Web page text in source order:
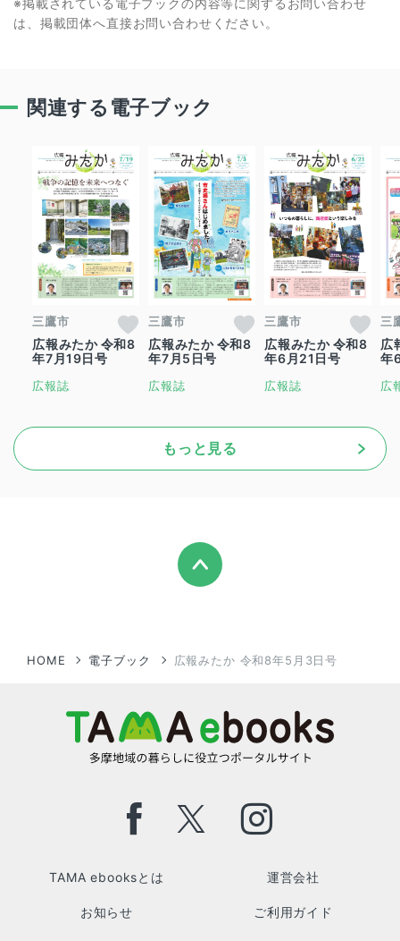
は、掲載団体へ直接お問い合わせください。
関連する電子ブック
三鷹市
広報みたか 令和8
年7月19日号
広報誌
三鷹市
広報みたか 令和8
年7月5日号
広報誌
三鷹市
広報みたか 令和8
年6月21日号
広報誌
三
広
年
広
もっと見る
HOME 電子ブック 広報みたか 令和8年5月3日号
TAMA ebooksとは 運営会社
お知らせ ご利用ガイド